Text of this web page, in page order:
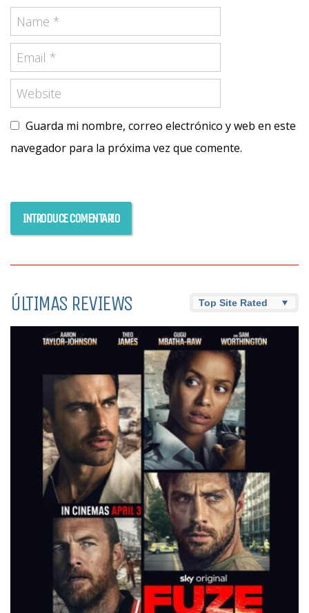
Guarda mi nombre, correo electrónico y web en este
navegador para la próxima vez que comente.
ÚLTIMAS REVIEWS